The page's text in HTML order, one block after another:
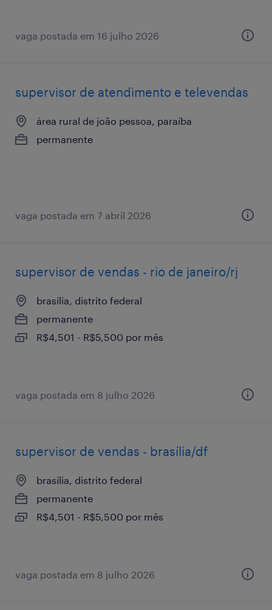
vaga postada em 16 julho 2026
supervisor de atendimento e televendas
área rural de joão pessoa, paraíba
permanente
vaga postada em 7 abril 2026
supervisor de vendas - rio de janeiro/rj
brasília, distrito federal
permanente
R$4,501 - R$5,500 por mês
vaga postada em 8 julho 2026
supervisor de vendas - brasília/df
brasília, distrito federal
permanente
R$4,501 - R$5,500 por mês
vaga postada em 8 julho 2026